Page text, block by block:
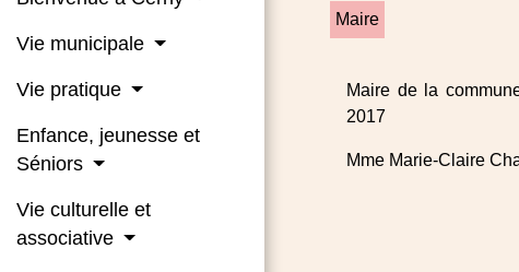
Vie municipale
Vie pratique
Enfance, jeunesse et
Séniors
Vie culturelle et
associative
Maire
Maire de la
2017
Mme Marie-Claire